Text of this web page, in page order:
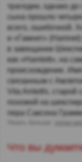
трагедии, однако
сына прошло
всего, ошибочной.
и «Гамнет»
в завещании
как «Hamlett», на
происхождение.
связанным с
Vita Amlethi, старой
похожей на
пера Саксона
Что вы